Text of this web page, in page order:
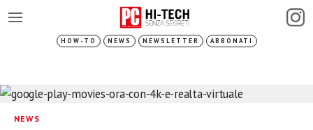
HOW-TO NEWS NEWSLETTER ABBONATI
NEWS